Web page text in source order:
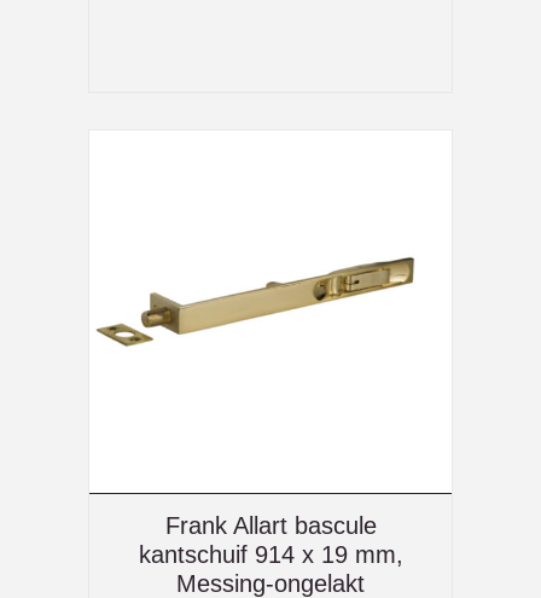
Frank Allart bascule
kantschuif 914 x 19 mm,
Messing-ongelakt